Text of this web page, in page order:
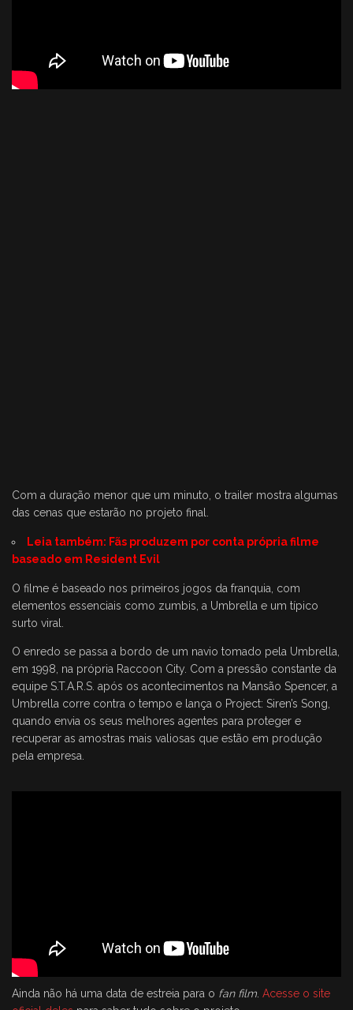
Com a duração menor que um minuto, o trailer mostra algumas
das cenas que estarão no projeto final.
Leia também: Fãs produzem por conta própria filme
baseado em Resident Evil
O filme é baseado nos primeiros jogos da franquia, com
elementos essenciais como zumbis, a Umbrella e um típico
surto viral.
O enredo se passa a bordo de um navio tomado pela Umbrella,
em 1998, na própria Raccoon City. Com a pressão constante da
equipe S.T.A.R.S. após os acontecimentos na Mansão Spencer, a
Umbrella corre contra o tempo e lança o Project: Siren’s Song,
quando envia os seus melhores agentes para proteger e
recuperar as amostras mais valiosas que estão em produção
pela empresa.
Ainda não há uma data de estreia para o fan film Acesse o site